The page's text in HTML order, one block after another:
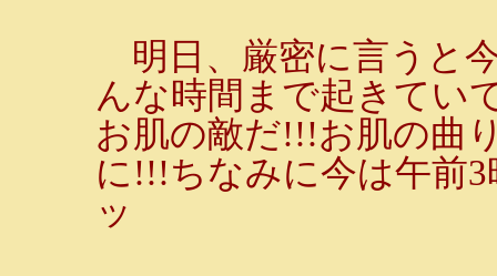
明日、厳密に言うと
んな時間まで起きてい
お肌の敵だ!!!お肌の曲
に!!!ちなみに今は午前
ッ